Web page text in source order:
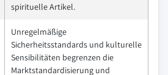
spirituelle Artikel.
Unregelmäßige
Sicherheitsstandards und kulturelle
Sensibilitäten begrenzen die
Marktstandardisierung und